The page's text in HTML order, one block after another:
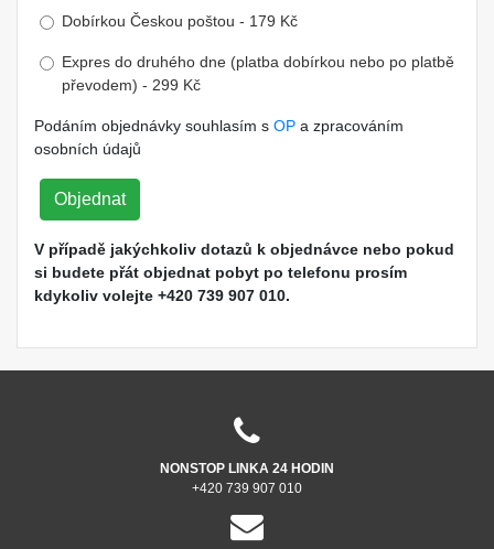
Dobírkou Českou poštou - 179 Kč
Expres do druhého dne (platba dobírkou nebo po platbě
převodem) - 299 Kč
Podáním objednávky souhlasím s OP a zpracováním
osobních údajů
Objednat
V případě jakýchkoliv dotazů k objednávce nebo pokud
si budete přát objednat pobyt po telefonu prosím
kdykoliv volejte +420 739 907 010.
NONSTOP LINKA 24 HODIN
+420 739 907 010